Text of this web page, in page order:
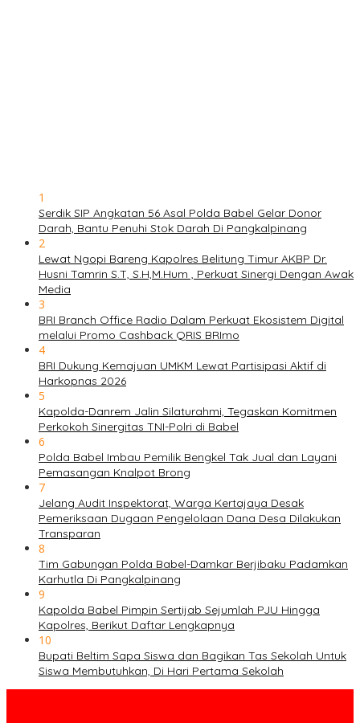
1
Serdik SIP Angkatan 56 Asal Polda Babel Gelar Donor
Darah, Bantu Penuhi Stok Darah Di Pangkalpinang
2
Lewat Ngopi Bareng Kapolres Belitung Timur AKBP Dr.
Husni Tamrin S.T, S.H,M.Hum , Perkuat Sinergi Dengan Awak
Media
3
BRI Branch Office Radio Dalam Perkuat Ekosistem Digital
melalui Promo Cashback QRIS BRImo
4
BRI Dukung Kemajuan UMKM Lewat Partisipasi Aktif di
Harkopnas 2026
5
Kapolda-Danrem Jalin Silaturahmi, Tegaskan Komitmen
Perkokoh Sinergitas TNI-Polri di Babel
6
Polda Babel Imbau Pemilik Bengkel Tak Jual dan Layani
Pemasangan Knalpot Brong
7
Jelang Audit Inspektorat, Warga Kertajaya Desak
Pemeriksaan Dugaan Pengelolaan Dana Desa Dilakukan
Transparan
8
Tim Gabungan Polda Babel-Damkar Berjibaku Padamkan
Karhutla Di Pangkalpinang
9
Kapolda Babel Pimpin Sertijab Sejumlah PJU Hingga
Kapolres, Berikut Daftar Lengkapnya
10
Bupati Beltim Sapa Siswa dan Bagikan Tas Sekolah Untuk
Siswa Membutuhkan, Di Hari Pertama Sekolah